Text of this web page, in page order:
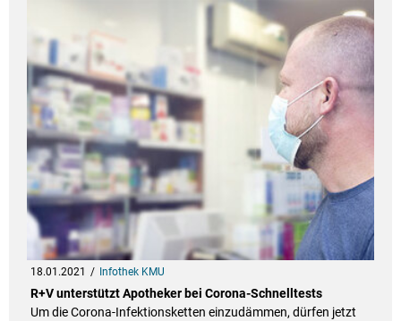
18.01.2021 Infothek KMU
R+V unterstützt Apotheker bei Corona-Schnelltests
Um die Corona-Infektionsketten einzudämmen, dürfen jetzt